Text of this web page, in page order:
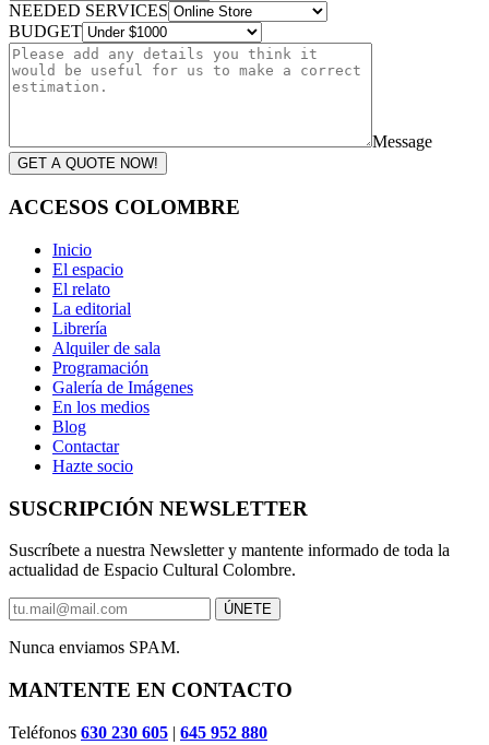
NEEDED SERVICES
BUDGET
Message
GET A QUOTE NOW!
ACCESOS COLOMBRE
Inicio
El espacio
El relato
La editorial
Librería
Alquiler de sala
Programación
Galería de Imágenes
En los medios
Blog
Contactar
Hazte socio
SUSCRIPCIÓN NEWSLETTER
Suscríbete a nuestra Newsletter y mantente informado de toda la
actualidad de Espacio Cultural Colombre.
Nunca enviamos SPAM.
MANTENTE EN CONTACTO
Teléfonos 630 230 605 | 645 952 880